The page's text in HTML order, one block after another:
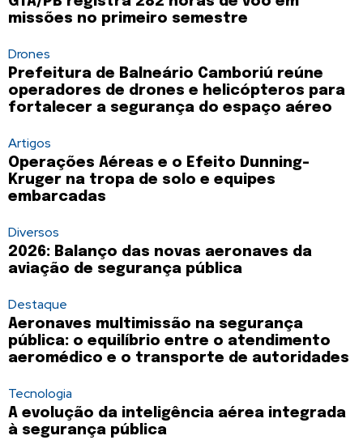
missões no primeiro semestre
Drones
Prefeitura de Balneário Camboriú reúne
operadores de drones e helicópteros para
fortalecer a segurança do espaço aéreo
Artigos
Operações Aéreas e o Efeito Dunning-
Kruger na tropa de solo e equipes
embarcadas
Diversos
2026: Balanço das novas aeronaves da
aviação de segurança pública
Destaque
Aeronaves multimissão na segurança
pública: o equilíbrio entre o atendimento
aeromédico e o transporte de autoridades
Tecnologia
A evolução da inteligência aérea integrada
à segurança pública